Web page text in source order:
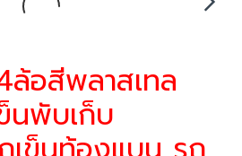
ล้อสีพลาสเทล
นพับเก็บ